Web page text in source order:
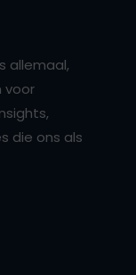
allemaal,
voor
die ons als